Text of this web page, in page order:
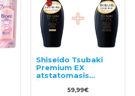
Shiseido Tsubaki
Premium EX
atstatomasis
šampūnas ir
kondicionierius-
59,99€